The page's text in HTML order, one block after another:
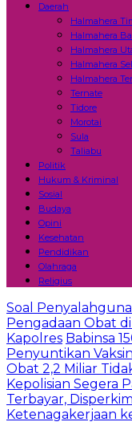
Daerah
Halmahera
Halmahera
Halmahera
Halmahera
Halmahera
Ternate
Tidore
Morotai
Sula
Taliabu
Politik
Hukum & Kriminal
Sosial
Budaya
Opini
Kesehatan
Pendidikan
Olahraga
Religius
Soal
Pengadaan Obat
Kapolres Babinsa
Penyuntikan
Obat 2,2 Miliar
Kepolisian Segera
Terbayar,
Ketenagakerjaan